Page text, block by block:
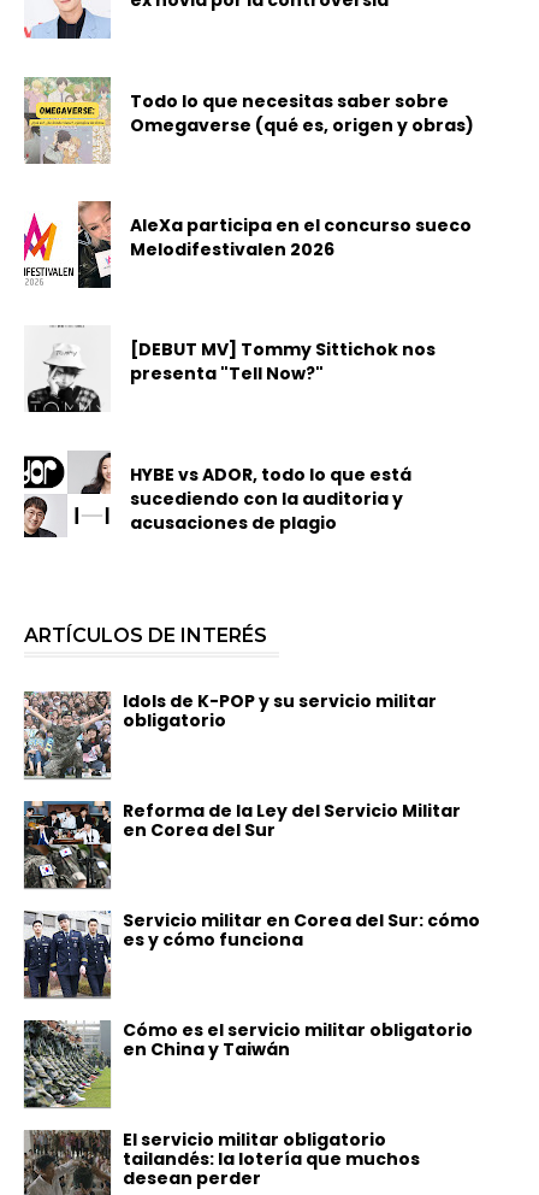
Todo lo que necesitas saber sobre
Omegaverse (qué es, origen y obras)
AleXa participa en el concurso sueco
Melodifestivalen 2026
[DEBUT MV] Tommy Sittichok nos
presenta "Tell Now?"
HYBE vs ADOR, todo lo que está
sucediendo con la auditoria y
acusaciones de plagio
ARTÍCULOS DE INTERÉS
Idols de K-POP y su servicio militar
obligatorio
Reforma de la Ley del Servicio Militar
en Corea del Sur
Servicio militar en Corea del Sur: cómo
es y cómo funciona
Cómo es el servicio militar obligatorio
en China y Taiwán
El servicio militar obligatorio
tailandés: la lotería que muchos
desean perder